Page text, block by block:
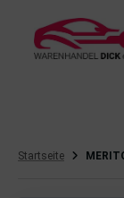
Startseite